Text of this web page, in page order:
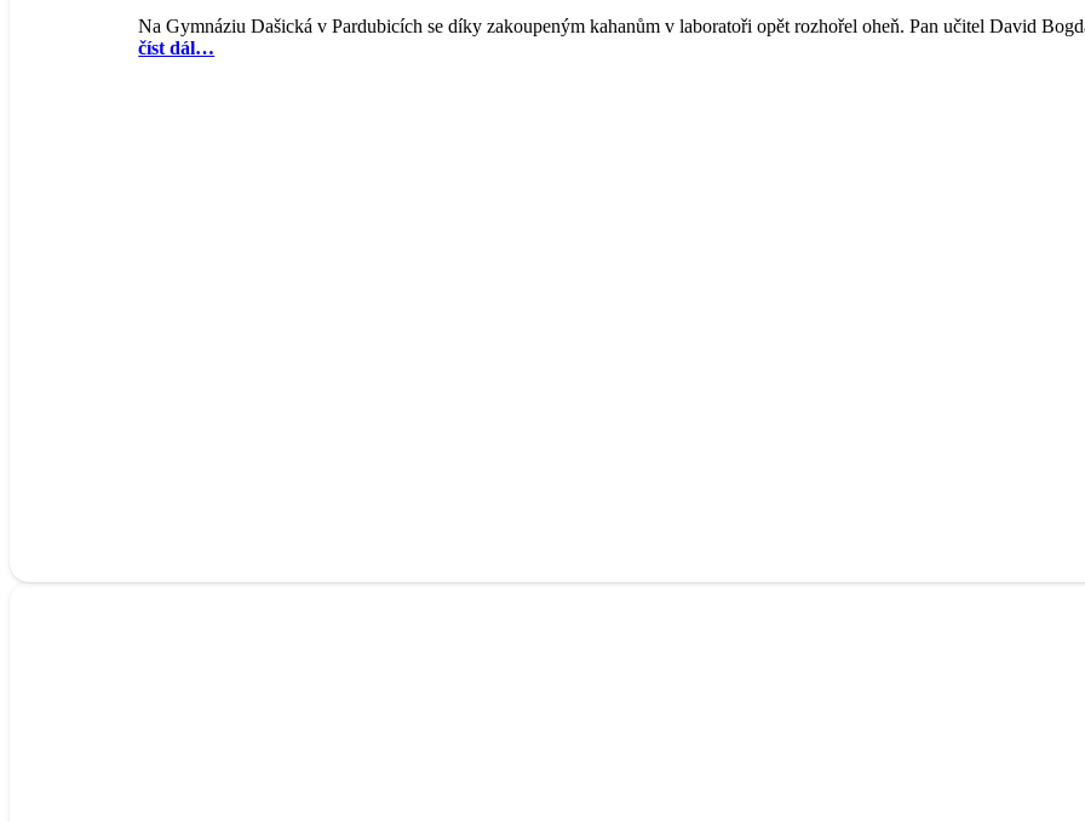
Na Gymnáziu Dašická v Pardubicích se díky zakoupeným kahanům v laboratoři opět rozhořel oheň. Pan učitel David
číst dál…